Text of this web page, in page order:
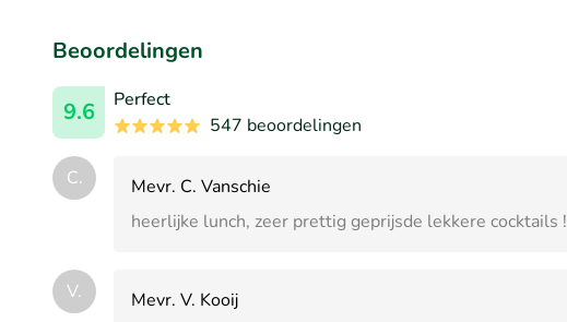
Beoordelingen
9.6
Perfect
547 beoordelingen
C.
Mevr. C. Vanschie
heerlijke lunch, zeer prettig geprijsde lekkere cocktails !
V.
Mevr. V. Kooij